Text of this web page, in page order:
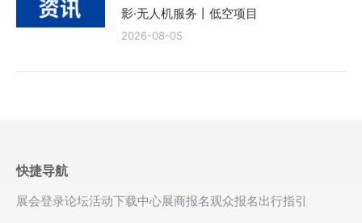
影·无人机服务丨低空项目
2026-08-05
快捷导航
展会登录论坛活动下载中心展商报名观众报名出行指引